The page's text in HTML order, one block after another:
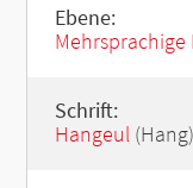
Ebene:
Mehrsprachige
Schrift:
Hangeul(Hang)